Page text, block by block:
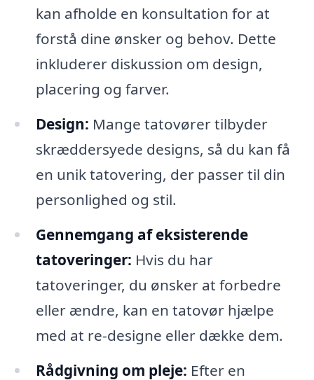
kan afholde en konsultation for at
forstå dine ønsker og behov. Dette
inkluderer diskussion om design,
placering og farver.
Design: Mange tatovører tilbyder
skræddersyede designs, så du kan få
en unik tatovering, der passer til din
personlighed og stil.
Gennemgang af eksisterende
tatoveringer: Hvis du har
tatoveringer, du ønsker at forbedre
eller ændre, kan en tatovør hjælpe
med at re-designe eller dække dem.
Rådgivning om pleje: Efter en